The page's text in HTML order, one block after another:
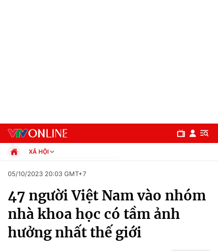
Chuyên mục
Chính trị
XÃ HỘI
Xã hội
Pháp luật
Kinh tế
Thể thao
Truyền hình
Văn hóa - Giải trí
05/10/2023 20:03 GMT+7
47 người Việt Nam vào nhóm
nhà khoa học có tầm ảnh
hưởng nhất thế giới